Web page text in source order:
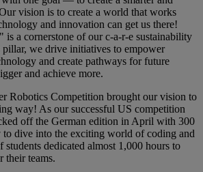
vision is to create a world that works
and innovation can get us there!
is a cornerstone of our c-a-r-e sustainability
we drive initiatives to empower
and create pathways for future
and achieve more.
Robotics Competition brought our vision to
way! As our successful US competition
off the German edition in April with 300
to dive into the exciting world of coding and
students dedicated almost 1,000 hours to
their teams.